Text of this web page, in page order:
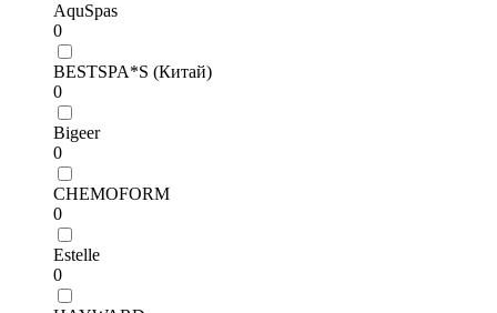
AquSpas
0
BESTSPA*S (Китай)
0
Bigeer
0
CHEMOFORM
0
Estelle
0